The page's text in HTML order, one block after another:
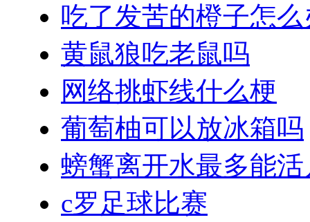
吃了发苦的橙子怎么
黄鼠狼吃老鼠吗
网络挑虾线什么梗
葡萄柚可以放冰箱吗
螃蟹离开水最多能
c罗足球比赛